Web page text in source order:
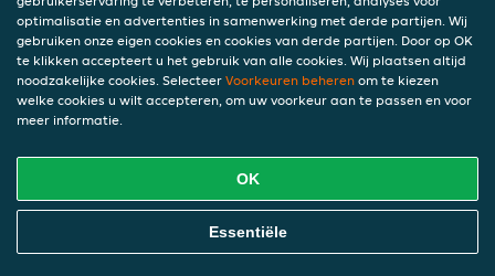
Piet Heinkade 61
1019 GM Amsterdam
Nederland
Bijgewerkte versies van deze
Wij kunnen deze Verklaring van tijd tot tijd bijwerken als
reactie op veranderende juridische, technische of zakelijke
ontwikkelingen. Wanneer wij onze Privacyverklaring
bijwerken, zullen wij passende maatregelen nemen om u
optimalisatie en advertenties in samenwerking met derde partijen. Wij
gebruiken onze eigen cookies en cookies van derde partijen. Door op OK
te klikken accepteert u het gebruik van alle cookies. Wij plaatsen altijd
noodzakelijke cookies. Selecteer Voorkeuren beheren om te kiezen
welke cookies u wilt accepteren, om uw voorkeur aan te passen en voor
meer informatie.
OK
Essentiële